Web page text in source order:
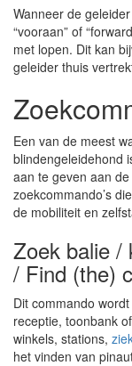
Wanneer de
“vooraan” of
met lopen. Dit kan
geleider thuis
Een van de meest
blindengeleidehond
aan te geven aan
zoekcommando’s
de mobiliteit en
Zoek balie /
/ Find (the)
Dit commando
receptie, toonbank
winkels, stations,
het vinden van